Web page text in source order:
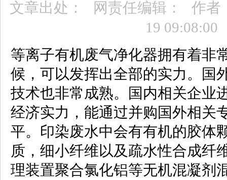
文章出处： 网责任编辑：
作者
19 09:08:00
等离子有机废气净化器拥有着非
候，可以发挥出全部的实力。国
技术也非常成熟。国内相关企业
经济实力，能通过并购国外相关
平。印染废水中会有有机的胶体
质，细小纤维以及疏水性合成纤
理装置聚合氯化铝等无机